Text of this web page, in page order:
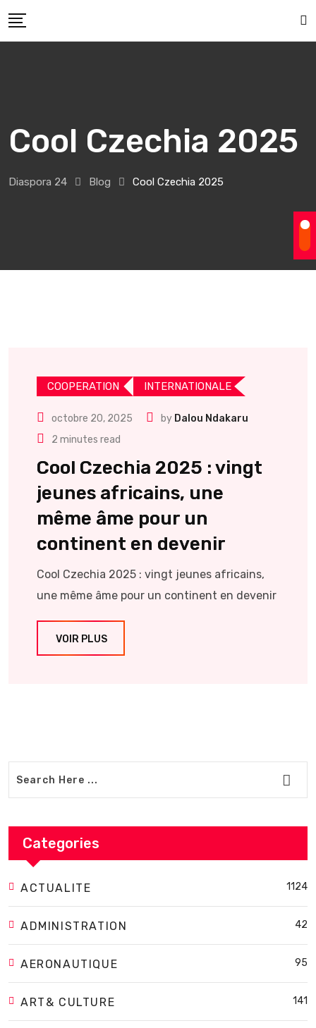
to
Cool Czechia 2025
Diaspora 24 Blog Cool Czechia 2025
COOPERATION INTERNATIONALE
octobre 20, 2025 by Dalou Ndakaru
2 minutes read
Cool Czechia 2025 : vingt
jeunes africains, une
même âme pour un
continent en devenir
Cool Czechia 2025 : vingt jeunes africains,
une même âme pour un continent en devenir
VOIR PLUS
Categories
ACTUALITE 1124
ADMINISTRATION 42
AERONAUTIQUE 95
ART& CULTURE 141